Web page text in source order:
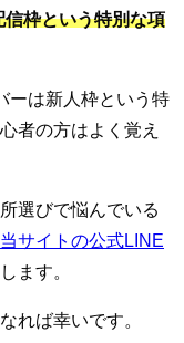
信枠という特別な項
ーは新人枠という特
者の方はよく覚え
選びで悩んでいる
当サイトの公式LINE
ます。
れば幸いです。